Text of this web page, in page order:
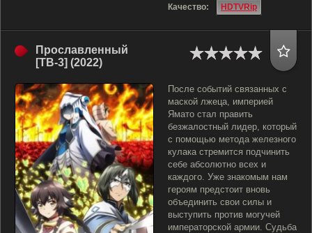
Качество:
HDTVRip
Прославленный
[ТВ-3] (2022)
После событий связанных с
маской лжеца, империей
Ямато стал править
безжалостный лидер, который
с помощью метода железного
кулака стремится подчинить
себе абсолютно всех и
каждого. Уже знакомым нам
героям предстоит вновь
объединить свои силы и
выступить против могучей
императорской армии. Судьба